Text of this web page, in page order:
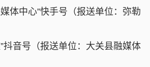
中心”快手号（报送单位：弥勒
音号（报送单位：大关县融媒体